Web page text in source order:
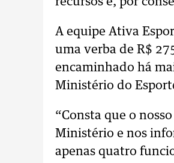
A equipe Ativa
uma verba de R$
encaminhado há
Ministério do
“Consta que o
Ministério e nos
apenas quatro